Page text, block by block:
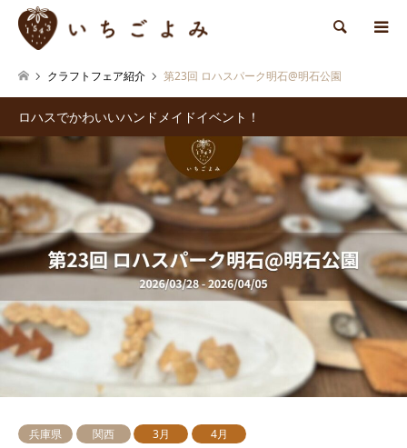
検索
クラフトフェア紹介 第23回 ロハスパーク明石@明石公園
ロハスでかわいいハンドメイドイベント！
兵庫県 関西 3月 4月